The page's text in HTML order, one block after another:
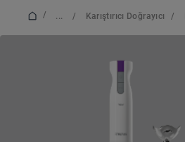
/ ... / Karıştırıcı Doğrayıcı /